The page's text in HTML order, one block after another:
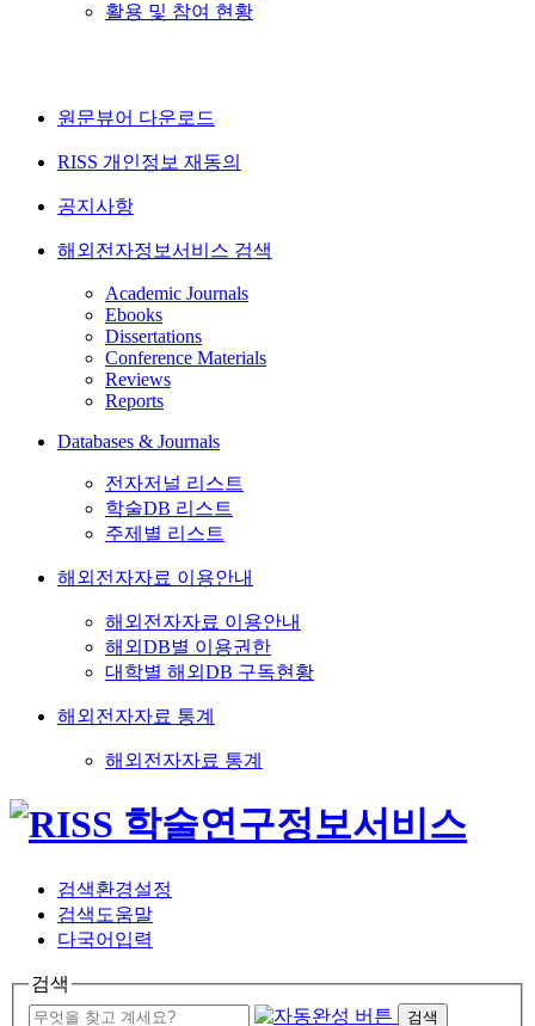
활용 및 참여 현황
원문뷰어 다운로드
RISS 개인정보 재동의
공지사항
해외전자정보서비스 검색
Academic Journals
Ebooks
Dissertations
Conference Materials
Reviews
Reports
Databases & Journals
전자저널 리스트
학술DB 리스트
주제별 리스트
해외전자자료 이용안내
해외전자자료 이용안내
해외DB별 이용권한
대학별 해외DB 구독현황
해외전자자료 통계
해외전자자료 통계
검색환경설정
검색도움말
다국어입력
검색
검색